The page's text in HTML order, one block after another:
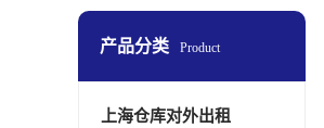
产品分类 Product
上海仓库对外出租